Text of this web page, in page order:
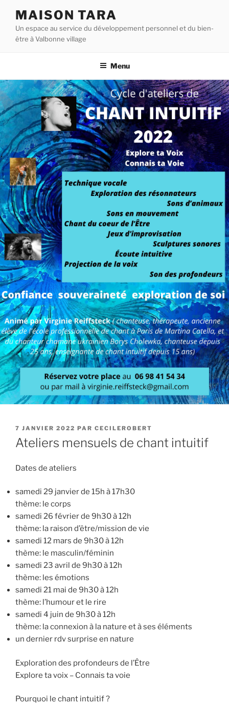
contenu
principal
MAISON TARA
Un espace au service du développement personnel et du bien-
être à Valbonne village
Menu
PUBLIÉ
LE
7 JANVIER 2022 PAR CECILEROBERT
Ateliers mensuels de chant intuitif
Dates de ateliers
samedi 29 janvier de 15h à 17h30
thème: le corps
samedi 26 février de 9h30 à 12h
thème: la raison d’être/mission de vie
samedi 12 mars de 9h30 à 12h
thème: le masculin/féminin
samedi 23 avril de 9h30 à 12h
thème: les émotions
samedi 21 mai de 9h30 à 12h
thème: l’humour et le rire
samedi 4 juin de 9h30 à 12h
thème: la connexion à la nature et à ses éléments
un dernier rdv surprise en nature
Exploration des profondeurs de l’Être
Explore ta voix – Connais ta voie
Pourquoi le chant intuitif ?